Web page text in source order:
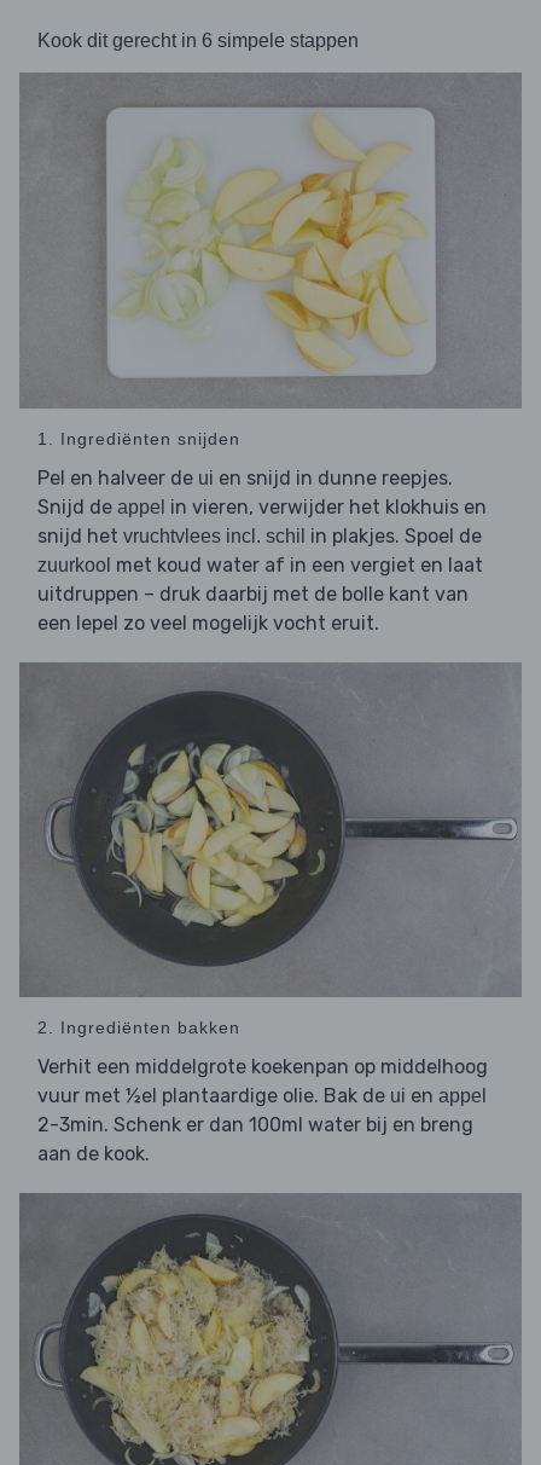
Kook dit gerecht in 6 simpele stappen
1. Ingrediënten snijden
Pel en halveer de ui en snijd in dunne reepjes.
Snijd de appel in vieren, verwijder het klokhuis en
snijd het vruchtvlees incl. schil in plakjes. Spoel de
zuurkool met koud water af in een vergiet en laat
uitdruppen – druk daarbij met de bolle kant van
een lepel zo veel mogelijk vocht eruit.
2. Ingrediënten bakken
Verhit een middelgrote koekenpan op middelhoog
vuur met ½el plantaardige olie. Bak de ui en appel
2-3min. Schenk er dan 100ml water bij en breng
aan de kook.